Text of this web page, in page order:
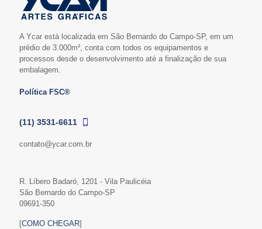
A Ycar está localizada em São Bernardo do Campo-SP, em um
prédio de 3.000m², conta com todos os equipamentos e
processos desde o desenvolvimento até a finalização de sua
embalagem.
Política FSC®
(11) 3531-6611
contato@ycar.com.br
R. Líbero Badaró, 1201 - Vila Paulicéia
São Bernardo do Campo-SP
09691-350
[COMO CHEGAR]